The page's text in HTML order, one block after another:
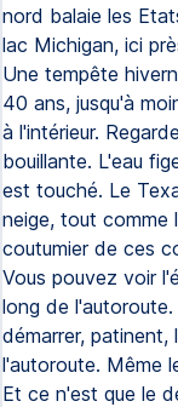
nord balaie les
lac Michigan, ici
Une tempête
40 ans, jusqu'à
à l'intérieur.
bouillante. L'eau
est touché. Le
neige, tout comme
coutumier de ces
Vous pouvez voir
long de
démarrer, patinent,
l'autoroute. Même
Et ce n'est que le